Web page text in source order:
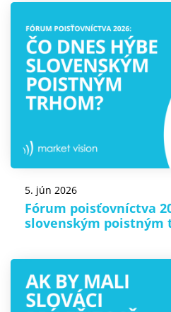
5. jún 2026
Fórum poisťovníctva
slovenským poistným